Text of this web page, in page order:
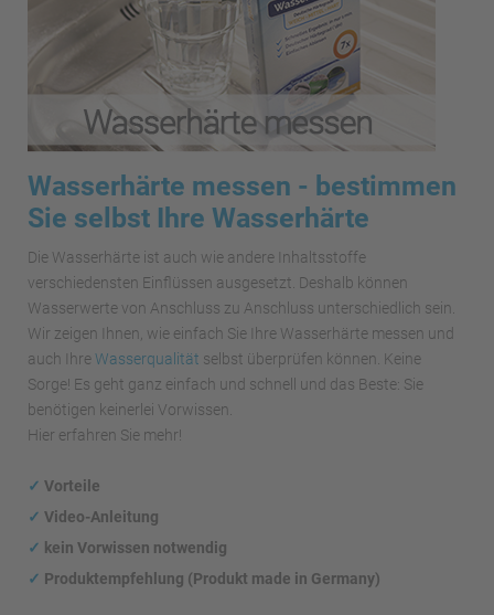
Wasserhärte messen - bestimmen
Sie selbst Ihre Wasserhärte
Die Wasserhärte ist auch wie andere Inhaltsstoffe
verschiedensten Einflüssen ausgesetzt. Deshalb können
Wasserwerte von Anschluss zu Anschluss unterschiedlich sein.
Wir zeigen Ihnen, wie einfach Sie Ihre Wasserhärte messen und
auch IhreWasserqualität selbst überprüfen können. Keine
Sorge! Es geht ganz einfach und schnell und das Beste: Sie
benötigen keinerlei Vorwissen.
Hier erfahren Sie mehr!
✓ Vorteile
✓ Video-Anleitung
✓ kein Vorwissen notwendig
✓ Produktempfehlung (Produkt made in Germany)